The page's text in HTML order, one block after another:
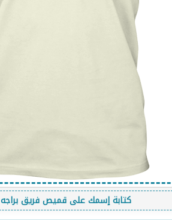
كتابة إسمك على قميص فريق براجه